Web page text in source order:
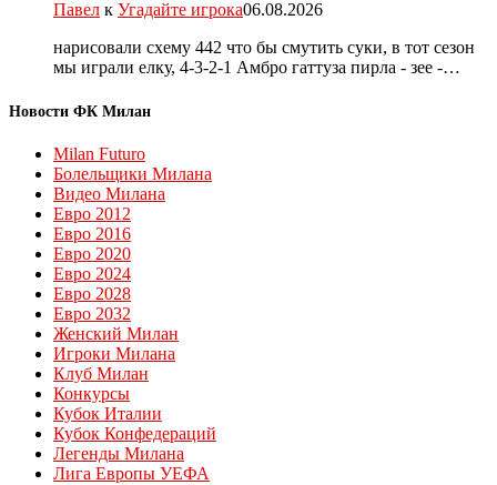
Павел к Угадайте игрока06.08.2026
нарисовали схему 442 что бы смутить суки, в тот сезон
мы играли елку, 4-3-2-1 Амбро гаттуза пирла - зее -…
Новости ФК Милан
Milan Futuro
Болельщики Милана
Видео Милана
Евро 2012
Евро 2016
Евро 2020
Евро 2024
Евро 2028
Евро 2032
Женский Милан
Игроки Милана
Клуб Милан
Конкурсы
Кубок Италии
Кубок Конфедераций
Легенды Милана
Лига Европы УЕФА